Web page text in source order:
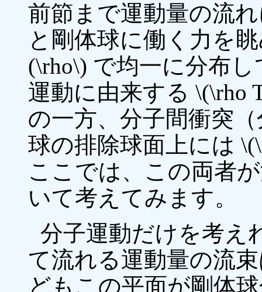
前節まで運動量の流
と剛体球に働く力を
(\rho\) で均一に分布
運動に由来する \(\rho
の一方、分子間衝突
球の排除球面上には
ここでは、この両者
いて考えてみます。
分子運動だけを考え
て流れる運動量の流
どもこの平面が剛体